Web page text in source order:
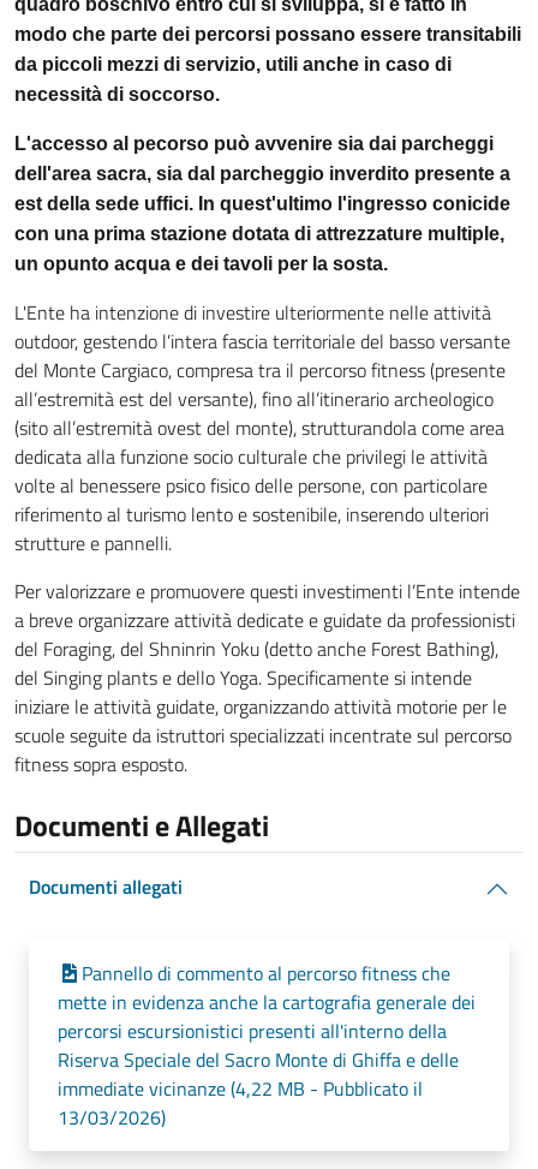
quadro boschivo entro cui si sviluppa, si è fatto in
modo che parte dei percorsi possano essere transitabili
da piccoli mezzi di servizio, utili anche in caso di
necessità di soccorso.
L'accesso al pecorso può avvenire sia dai parcheggi
dell'area sacra, sia dal parcheggio inverdito presente a
est della sede uffici. In quest'ultimo l'ingresso conicide
con una prima stazione dotata di attrezzature multiple,
un opunto acqua e dei tavoli per la sosta.
L'Ente ha intenzione di investire ulteriormente nelle attività
outdoor, gestendo l’intera fascia territoriale del basso versante
del Monte Cargiaco, compresa tra il percorso fitness (presente
all’estremità est del versante), fino all’itinerario archeologico
(sito all’estremità ovest del monte), strutturandola come area
dedicata alla funzione socio culturale che privilegi le attività
volte al benessere psico fisico delle persone, con particolare
riferimento al turismo lento e sostenibile, inserendo ulteriori
strutture e pannelli.
Per valorizzare e promuovere questi investimenti l’Ente intende
a breve organizzare attività dedicate e guidate da professionisti
del Foraging, del Shninrin Yoku (detto anche Forest Bathing),
del Singing plants e dello Yoga. Specificamente si intende
iniziare le attività guidate, organizzando attività motorie per le
scuole seguite da istruttori specializzati incentrate sul percorso
fitness sopra esposto.
Documenti e Allegati
Documenti allegati
Pannello di commento al percorso fitness che
mette in evidenza anche la cartografia generale dei
percorsi escursionistici presenti all'interno della
Riserva Speciale del Sacro Monte di Ghiffa e delle
immediate vicinanze (4,22 MB - Pubblicato il
13/03/2026)